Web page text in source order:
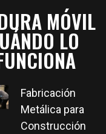
MÓVIL
LO
Fabricación
Metálica para
Construcción